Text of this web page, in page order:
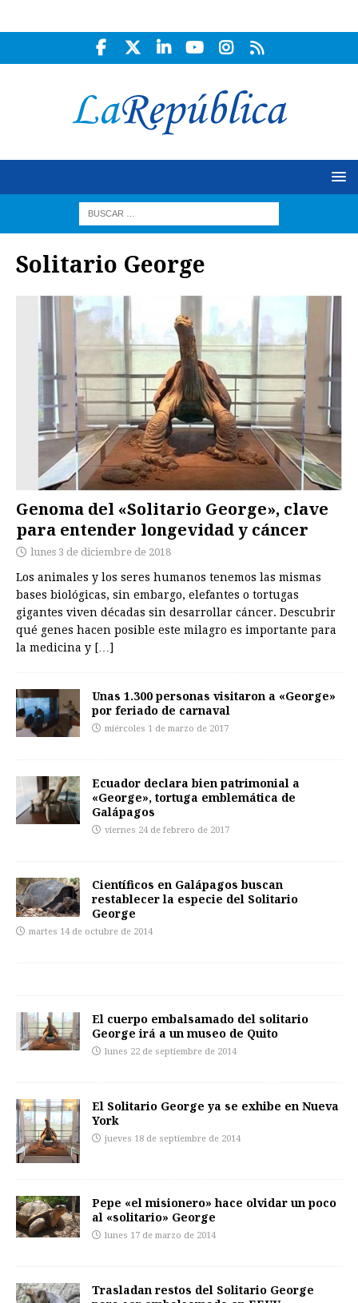
Solitario George
Genoma del «Solitario George», clave
para entender longevidad y cáncer
lunes 3 de diciembre de 2018
Los animales y los seres humanos tenemos las mismas
bases biológicas, sin embargo, elefantes o tortugas
gigantes viven décadas sin desarrollar cáncer. Descubrir
qué genes hacen posible este milagro es importante para
la medicina y […]
Unas 1.300 personas visitaron a «George»
por feriado de carnaval
miércoles 1 de marzo de 2017
Ecuador declara bien patrimonial a
«George», tortuga emblemática de
Galápagos
viernes 24 de febrero de 2017
Científicos en Galápagos buscan
restablecer la especie del Solitario
George
martes 14 de octubre de 2014
El cuerpo embalsamado del solitario
George irá a un museo de Quito
lunes 22 de septiembre de 2014
El Solitario George ya se exhibe en Nueva
York
jueves 18 de septiembre de 2014
Pepe «el misionero» hace olvidar un poco
al «solitario» George
lunes 17 de marzo de 2014
Trasladan restos del Solitario George